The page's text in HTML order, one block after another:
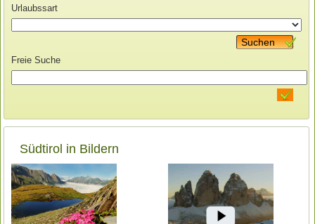
Urlaubssart
Suchen
Freie Suche
Südtirol in Bildern